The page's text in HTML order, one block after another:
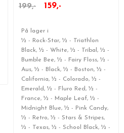
199,- 159,-
På lager i
½ - Rock-Star, ½ - Triathlon
Black, ½ - White, ½ - Tribal, ½ -
Bumble Bee, ½ - Fairy Floss, ½ -
Aus, ½ - Black, ½ - Boston, ½ -
California, ½ - Colorado, ½ -
Emerald, ½ - Fluro Red, ½ -
France, ½ - Maple Leaf, ½ -
Midnight Blue, ½ - Pink Candy,
½ - Retro, ½ - Stars & Stripes,
½ - Texas, ½ - School Black, ½ -